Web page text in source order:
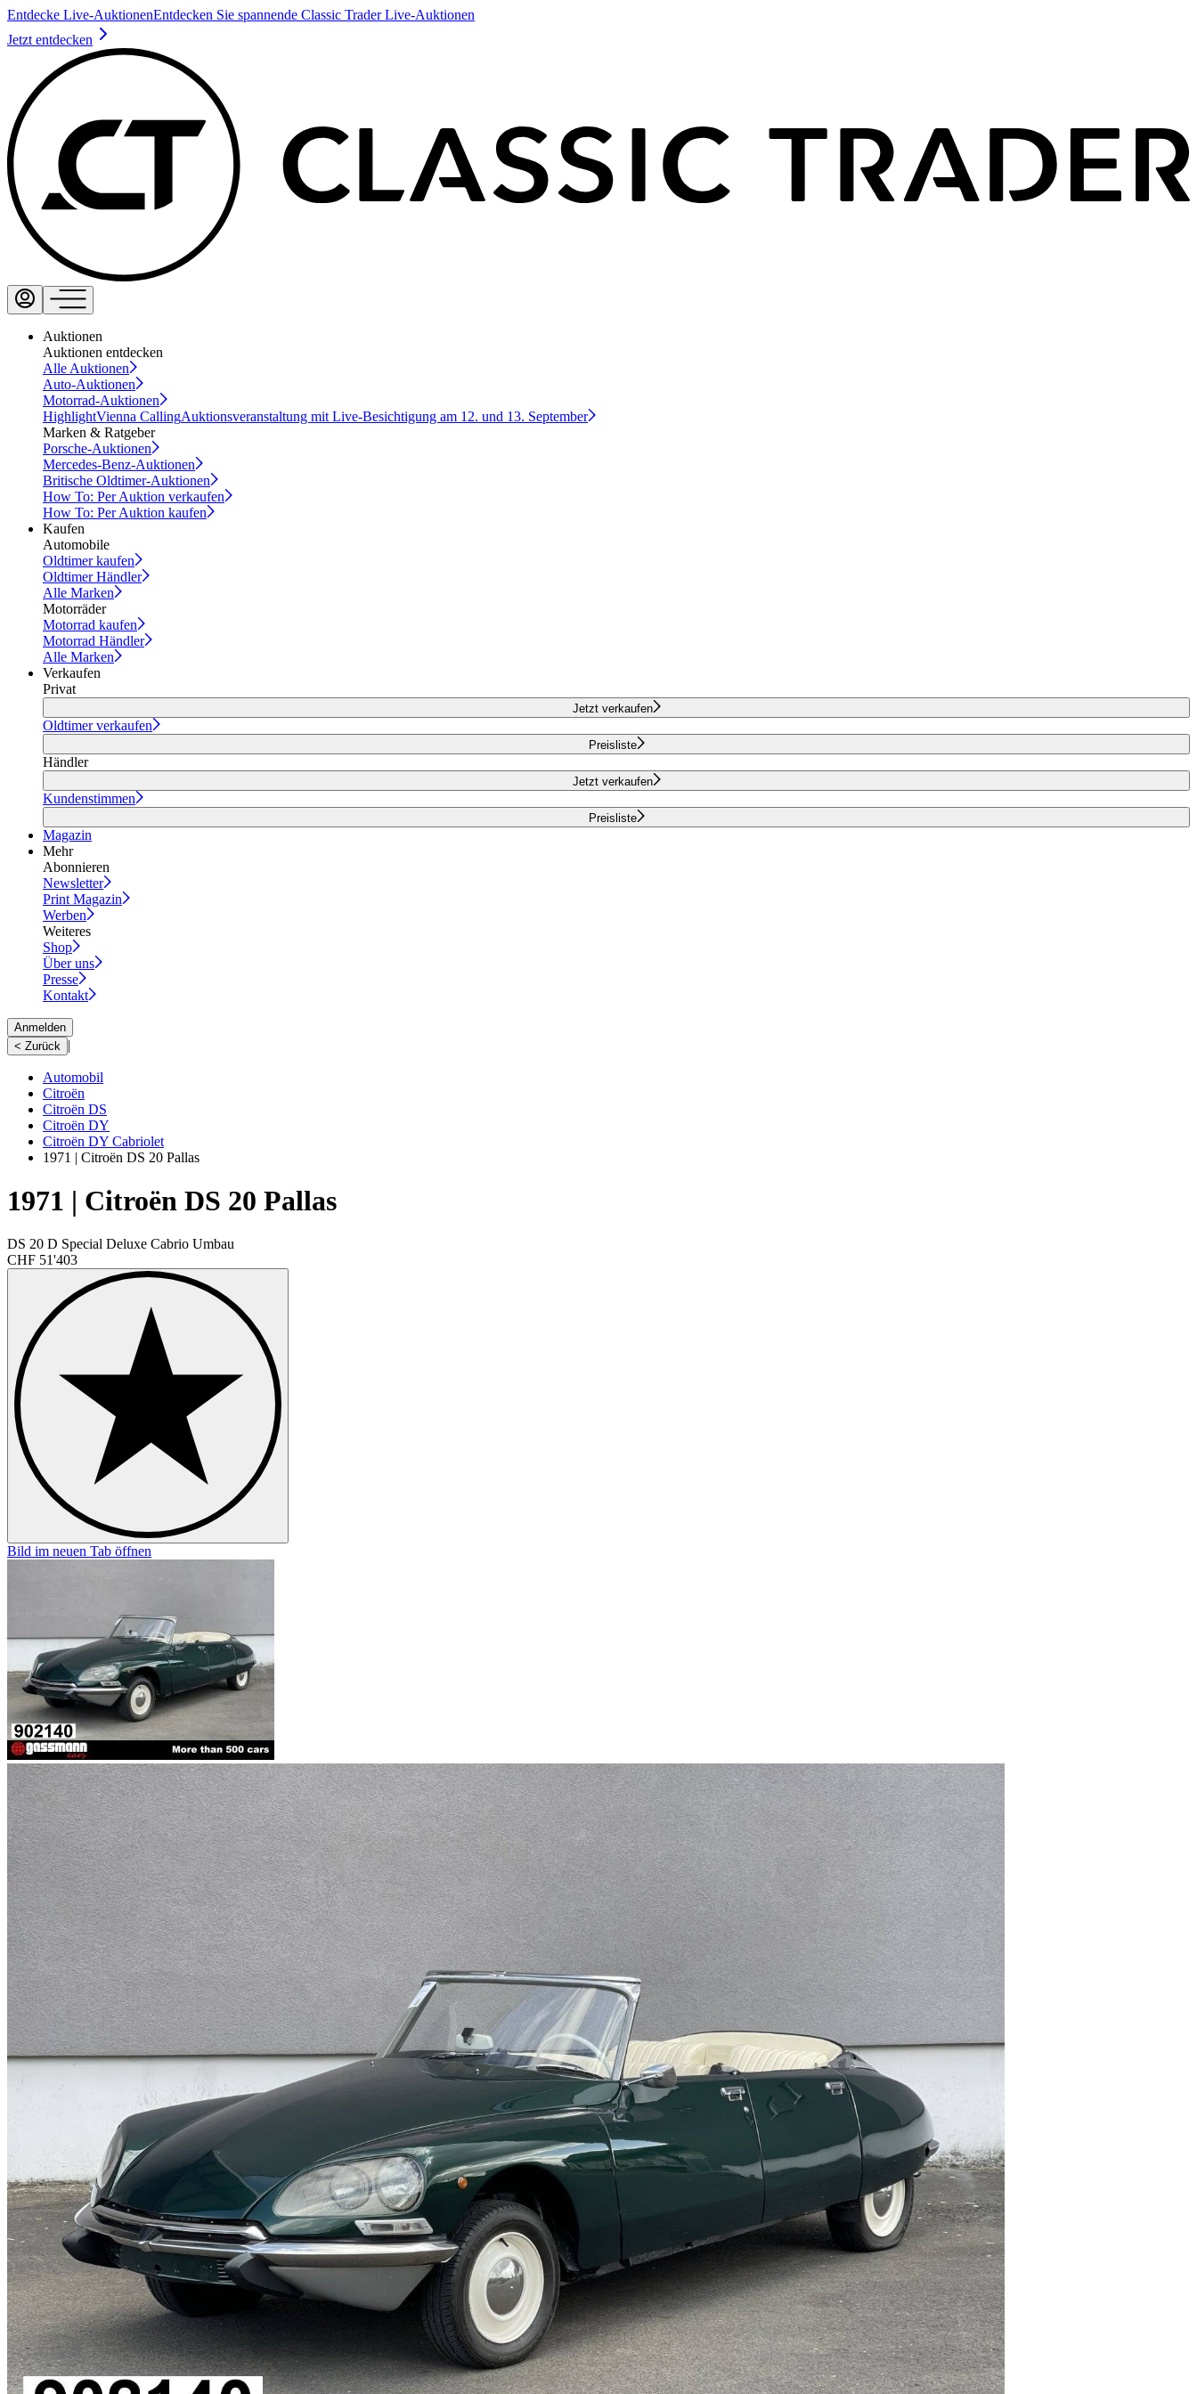
Entdecke Live-AuktionenEntdecken Sie spannende Classic Trader Live-Auktionen
Jetzt entdecken
Auktionen
Auktionen entdecken
Alle Auktionen
Auto-Auktionen
Motorrad-Auktionen
HighlightVienna CallingAuktionsveranstaltung mit Live-Besichtigung am 12. und 13. September
Marken & Ratgeber
Porsche-Auktionen
Mercedes-Benz-Auktionen
Britische Oldtimer-Auktionen
How To: Per Auktion verkaufen
How To: Per Auktion kaufen
Kaufen
Automobile
Oldtimer kaufen
Oldtimer Händler
Alle Marken
Motorräder
Motorrad kaufen
Motorrad Händler
Alle Marken
Verkaufen
Privat
Jetzt verkaufen
Oldtimer verkaufen
Preisliste
Händler
Jetzt verkaufen
Kundenstimmen
Preisliste
Magazin
Mehr
Abonnieren
Newsletter
Print Magazin
Werben
Weiteres
Shop
Über uns
Presse
Kontakt
Anmelden
< Zurück
|
Automobil
Citroën
Citroën DS
Citroën DY
Citroën DY Cabriolet
1971 | Citroën DS 20 Pallas
1971 | Citroën DS 20 Pallas
DS 20 D Special Deluxe Cabrio Umbau
CHF 51'403
Bild im neuen Tab öffnen